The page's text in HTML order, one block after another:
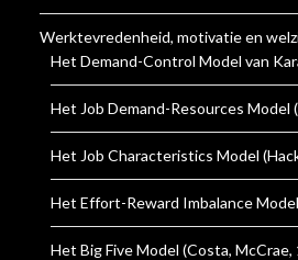
Werktevredenheid, motivatie en
Het Demand-Control Model van
Het Job Demand-Resources Model
Het Job Characteristics Model
Het Effort-Reward Imbalance
Het Big Five Model (Costa, McCrae,